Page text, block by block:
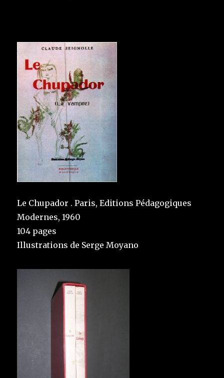
Le Chupador . Paris, Editions Pédagogiques
Modernes, 1960
104 pages
Illustrations de Serge Moyano